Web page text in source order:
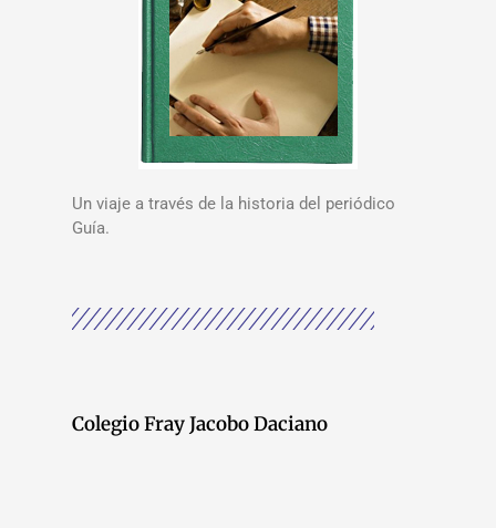
Un viaje a través de la historia del periódico
Guía.
Colegio Fray Jacobo Daciano